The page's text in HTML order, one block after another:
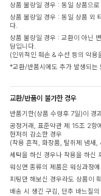
상품 불량일 경우 : 동일 상품으
상품 불량일 경우 : 동일 상품 외
다.
상품 불량일 경우 : 교환이 아닌
담입니다.
(인위적인 훼손 & 수선 등의 악
*교환/반품시에도 추가 발생되는
교환/반품이 불가한 경우
반품기한(상품 수령후 7일)이 경
공정거래, 표준약관 제 15조 2항
현저히 감소한 경우
(착용 흔적, 화장품, 탈취제 냄새,
세탁을 하신 경우나 착용을 하신
워싱면 종류의 제품은 워싱과정
피팅만 해보신 경우라도 상품이
배송 시 생긴 구김, 단추 바느질